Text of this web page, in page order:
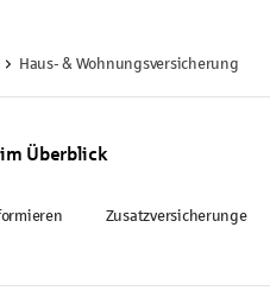
Haus- & Wohnungsversicherung
Überblick
Zusatzversicherungen